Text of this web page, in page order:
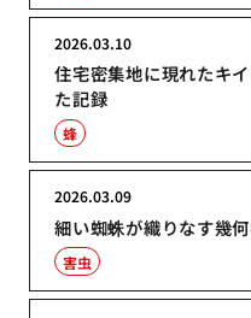
住宅密集地に現れたキ
た記録
2026.03.10
蜂
細い蜘蛛が織りなす幾
2026.03.09
害虫